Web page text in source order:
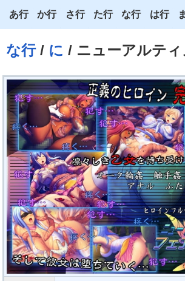
な行/ に / ニューアルティメットヒロイ
あ行
い
う
え
お
か行
き
く
け
こ
さ行
し
す
せ
そ
た行
ち
つ
て
と
な行
に
ぬ
ね
の
は行
ひ
ふ
へ
ほ